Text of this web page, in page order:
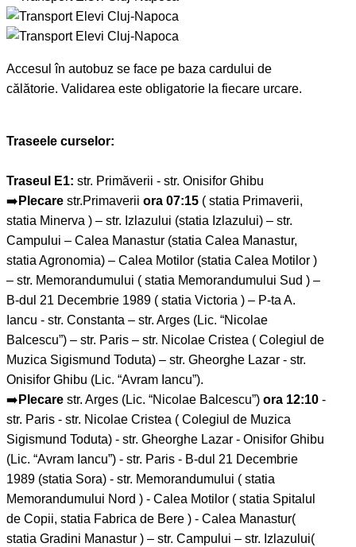
Accesul în autobuz se face pe baza cardului de
călătorie. Validarea este obligatorie la fiecare urcare.
Traseele curselor:
Traseul E1: str. Primăverii - str. Onisifor Ghibu
➡️ Plecare str.Primaverii ora 07:15 ( statia Primaverii,
statia Minerva ) – str. Izlazului (statia Izlazului) – str.
Campului – Calea Manastur (statia Calea Manastur,
statia Agronomia) – Calea Motilor (statia Calea Motilor )
– str. Memorandumului ( statia Memorandumului Sud ) –
B-dul 21 Decembrie 1989 ( statia Victoria ) – P-ta A.
Iancu - str. Constanta – str. Arges (Lic. “Nicolae
Balcescu”) – str. Paris – str. Nicolae Cristea ( Colegiul de
Muzica Sigismund Toduta) – str. Gheorghe Lazar - str.
Onisifor Ghibu (Lic. “Avram Iancu”).
➡️ Plecare str. Arges (Lic. “Nicolae Balcescu”) ora 12:10 -
str. Paris - str. Nicolae Cristea ( Colegiul de Muzica
Sigismund Toduta) - str. Gheorghe Lazar - Onisifor Ghibu
(Lic. “Avram Iancu”) - str. Paris - B-dul 21 Decembrie
1989 (statia Sora) - str. Memorandumului ( statia
Memorandumului Nord ) - Calea Motilor ( statia Spitalul
de Copii, statia Fabrica de Bere ) - Calea Manastur(
statia Gradini Manastur ) – str. Campului – str. Izlazului(